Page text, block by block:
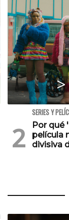
SERIES Y
Por qué
película
divisiva